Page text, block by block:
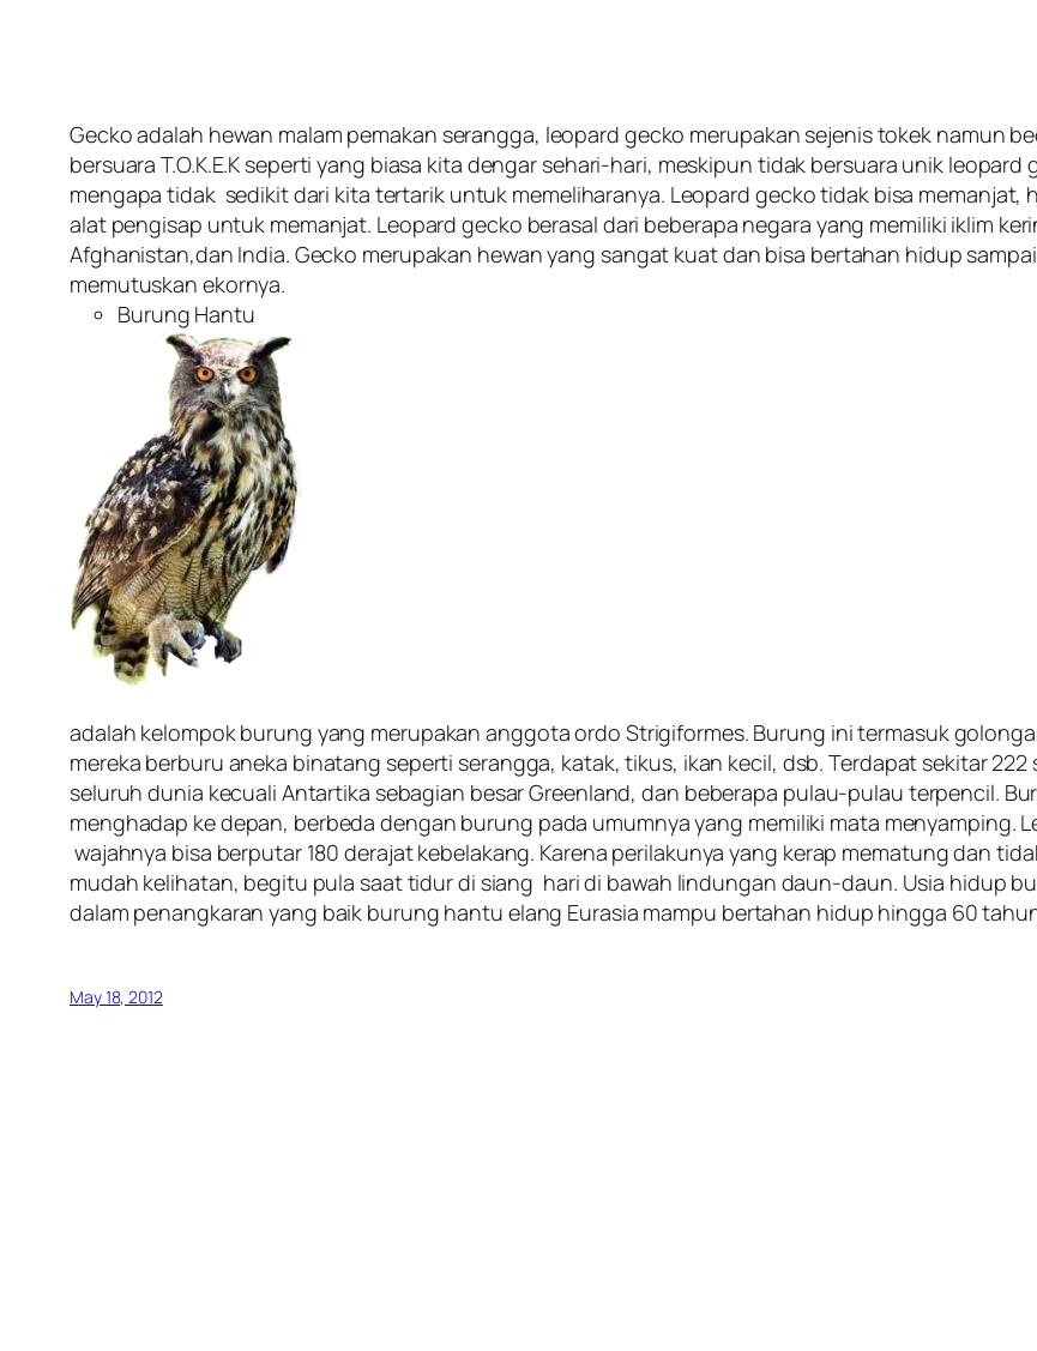
Gecko adalah hewan malam pemakan serangga, leopard gecko merupakan sejenis tokek namun
bersuara T.O.K.E.K seperti yang biasa kita dengar sehari-hari, meskipun tidak bersuara unik
mengapa tidak sedikit dari kita tertarik untuk memeliharanya. Leopard gecko tidak bisa memanjat,
alat pengisap untuk memanjat. Leopard gecko berasal dari beberapa negara yang memiliki iklim
Afghanistan,dan India. Gecko merupakan hewan yang sangat kuat dan bisa bertahan hidup
memutuskan ekornya.
Burung Hantu
adalah kelompok burung yang merupakan anggota ordo Strigiformes. Burung ini termasuk
mereka berburu aneka binatang seperti serangga, katak, tikus, ikan kecil, dsb. Terdapat sekitar
seluruh dunia kecuali Antartika sebagian besar Greenland, dan beberapa pulau-pulau terpencil.
menghadap ke depan, berbeda dengan burung pada umumnya yang memiliki mata menyamping.
wajahnya bisa berputar 180 derajat kebelakang. Karena perilakunya yang kerap mematung dan
mudah kelihatan, begitu pula saat tidur di siang hari di bawah lindungan daun-daun. Usia hidup
dalam penangkaran yang baik burung hantu elang Eurasia mampu bertahan hidup hingga 60
May 18, 2012